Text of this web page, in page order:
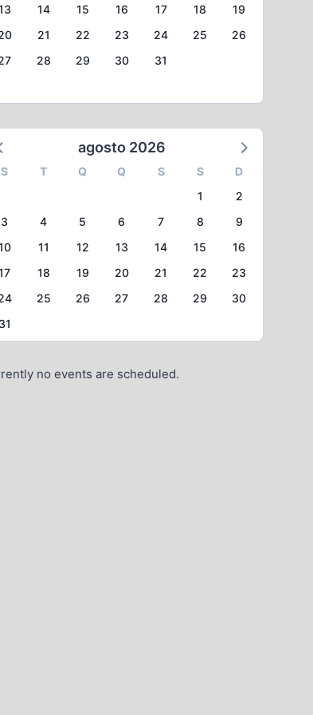
14 15 16 17 18
19
21 22 23 24 25
26
28 29 30 31
agosto 2026
S T Q Q S S
D
1
2
3
4 5 6 7 8
9
11 12 13 14 15
16
18 19 20 21 22
23
25 26 27 28 29
30
31
no events are scheduled.